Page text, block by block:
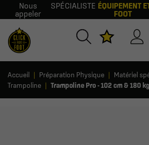
Nous
appeler
SPÉCIALISTE ÉQUIPEMENT
FOOT
Accueil Préparation Physique
Matériel
Trampoline
Trampoline Pro - 102 cm & 180 kg